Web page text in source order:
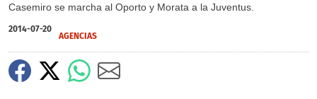
Casemiro se marcha al Oporto y Morata a la Juventus.
2014-07-20
AGENCIAS